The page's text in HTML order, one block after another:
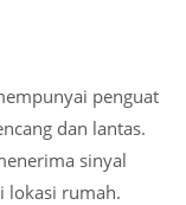
penguat
dan lantas.
sinyal
lokasi rumah.